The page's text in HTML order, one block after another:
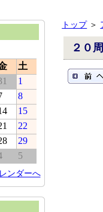
トップ＞
２０
土
1
8
15
22
29
5
ンダーへ